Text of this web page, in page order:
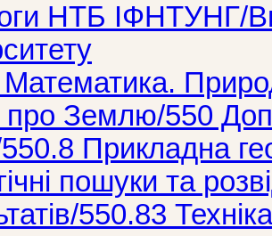
НТБ ІФНТУНГ/
Землю/550
Прикладна
пошуки та
550.83